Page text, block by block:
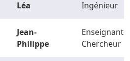
Léa Ingénieur
Jean-
Philippe
Enseignant-
Chercheur